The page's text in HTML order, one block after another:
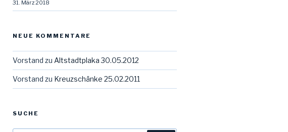
31. März 2018
NEUE KOMMENTARE
Vorstand zu Altstadtplaka 30.05.2012
Vorstand zu Kreuzschänke 25.02.2011
SUCHE